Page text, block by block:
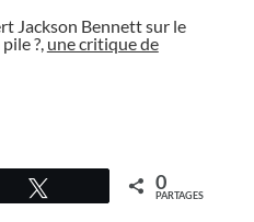
Jackson Bennett sur le
?, une critique de
0
PARTAGES